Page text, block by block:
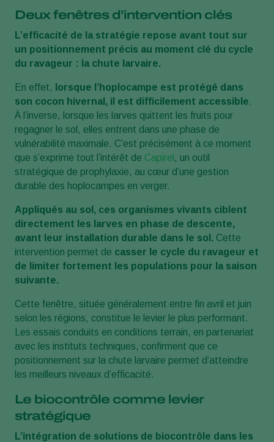
Deux fenêtres d’intervention clés
L’efficacité de la stratégie repose avant tout sur
un positionnement précis au moment clé du cycle
du ravageur : la chute larvaire.
En effet,
lorsque l’hoplocampe est protégé dans
son cocon hivernal, il est difficilement accessible.
À l’inverse, lorsque les larves quittent les fruits pour
regagner le sol, elles entrent dans une phase de
vulnérabilité maximale. C’est précisément à ce moment
que s’exprime tout l’intérêt de Capirel , un outil
stratégique de prophylaxie, au cœur d’une gestion
durable des hoplocampes en verger.
Appliqués au sol, ces organismes vivants ciblent
directement les larves en phase de descente,
avant leur installation durable dans le sol. Cette
intervention permet de casser le cycle du ravageur et
de limiter fortement les populations pour la saison
suivante.
Cette fenêtre, située généralement entre fin avril et juin
selon les régions, constitue le levier le plus performant.
Les essais conduits en conditions terrain, en partenariat
avec les instituts techniques, confirment que ce
positionnement sur la chute larvaire permet d’atteindre
les meilleurs niveaux d’efficacité.
Le biocontrôle comme levier
stratégique
L’intégration de solutions de biocontrôle dans les